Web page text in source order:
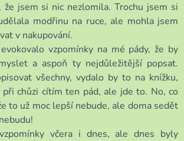
jsem si nic nezlomila. Trochu jsem si
modřinu na ruce, ale mohla jsem
v nakupování.
vzpomínky na mé pády, že by
a aspoň ty nejdůležitější popsat.
všechny, vydalo by to na knížku,
chůzi cítím ten pád, ale jde to. No, co
to už moc lepší nebude, ale doma sedět
včera i dnes, ale dnes byly